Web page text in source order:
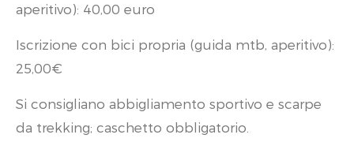
aperitivo): 40,00 euro
Iscrizione con bici propria (guida mtb, aperitivo):
25,00€
Si consigliano abbigliamento sportivo e scarpe
da trekking; caschetto obbligatorio.